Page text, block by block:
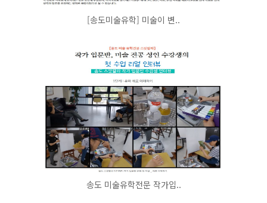
[송도미술유학] 미술이 변..
송도 미술유학전문 작가입..